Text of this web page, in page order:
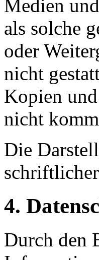
Medien
als solche
oder
nicht
Kopien
nicht
Die
4.
Durch den